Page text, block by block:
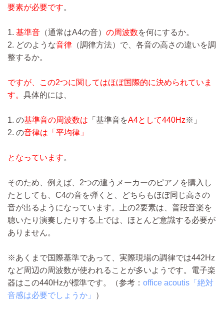
要素が必要です。
1. 基準音 （通常はA4の音） の周波数を何にするか。
2. どのような音律 （調律方法）で、各音の高さの違いを調
整するか。
ですが、この2つに関してはほぼ国際的に決められていま
す。 具体的には、
1. の基準音の周波数は 「基準音をA4として440Hz※ 」
2. の音律は「平均律」
となっています。
そのため、例えば、2つの違うメーカーのピアノを購入し
たとしても、C4の音を弾くと、どちらもほぼ同じ高さの
音が出るようになっています。上の2要素は、普段音楽を
聴いたり演奏したりする上では、ほとんど意識する必要が
ありません。
※あくまで国際基準であって、実際現場の調律では442Hz
など周辺の周波数が使われることが多いようです。電子楽
器はこの440Hzが標準です。（参考： office acoutis「絶対
音感は必要でしょうか」
）